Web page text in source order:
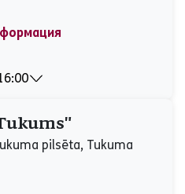
pilsēta, Tukuma